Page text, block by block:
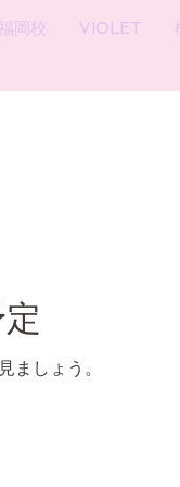
福岡校 VIOLET
ましょう。